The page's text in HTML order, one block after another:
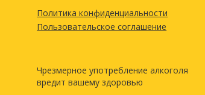
Политика конфиденциальности
Пользовательское соглашение
Чрезмерное употребление алкоголя
вредит вашему здоровью